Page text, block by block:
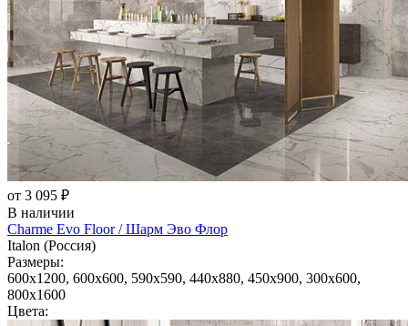
от 3 095 ₽
В наличии
Charme Evo Floor / Шарм Эво Флор
Italon (Россия)
Размеры:
600x1200, 600x600, 590x590, 440x880, 450x900, 300x600,
800x1600
Цвета: